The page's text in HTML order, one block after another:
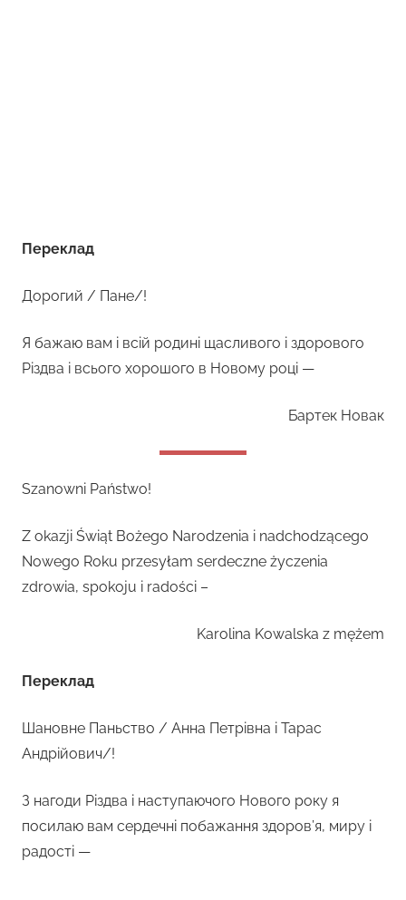
Переклад
Дорогий / Пане/!
Я бажаю вам і всій родині щасливого і здорового
Різдва і всього хорошого в Новому році —
Бартек Новак
Szanowni Państwo!
Z okazji Świąt Bożego Narodzenia i nadchodzącego
Nowego Roku przesyłam serdeczne życzenia
zdrowia, spokoju i radości –
Karolina Kowalska z mężem
Переклад
Шановне Паньство / Анна Петрівна і Тарас
Андрійович/!
З нагоди Різдва і наступаючого Нового року я
посилаю вам сердечні побажання здоров’я, миру і
радості —